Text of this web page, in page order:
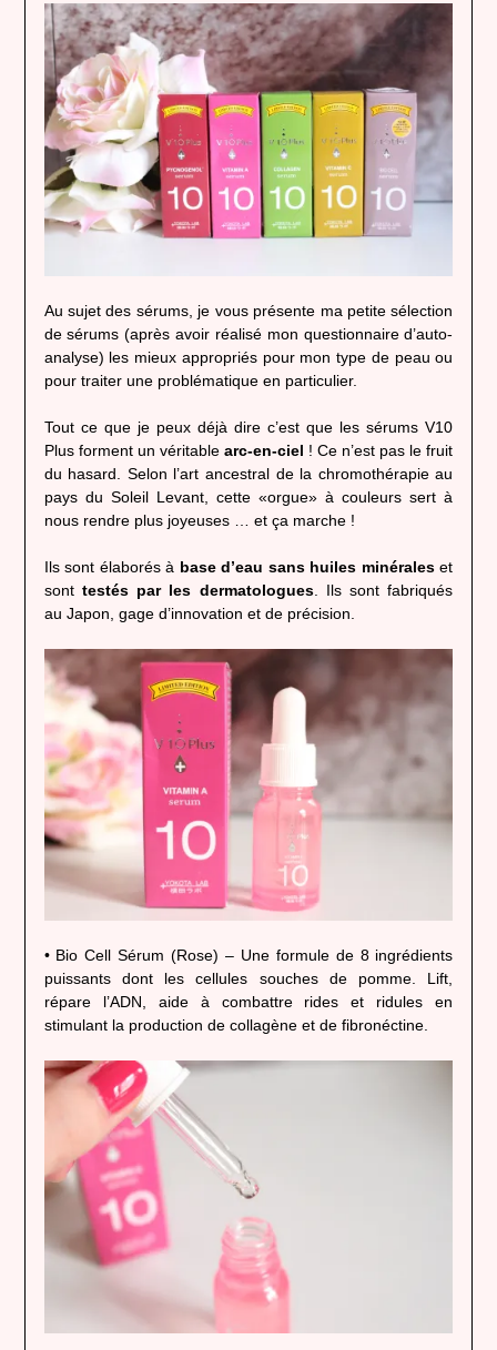
Au sujet des sérums, je vous présente ma petite sélection
de sérums (après avoir réalisé mon questionnaire d’auto-
analyse) les mieux appropriés pour mon type de peau ou
pour traiter une problématique en particulier.
Tout ce que je peux déjà dire c’est que les sérums V10
Plus forment un véritable arc-en-ciel ! Ce n’est pas le fruit
du hasard. Selon l’art ancestral de la chromothérapie au
pays du Soleil Levant, cette «orgue» à couleurs sert à
nous rendre plus joyeuses … et ça marche !
Ils sont élaborés à base d’eau sans huiles minéraleset
sont testés par les dermatologues. Ils sont fabriqués
au Japon, gage d’innovation et de précision.
• Bio Cell Sérum (Rose) – Une formule de 8 ingrédients
puissants dont les cellules souches de pomme. Lift,
répare l’ADN, aide à combattre rides et ridules en
stimulant la production de collagène et de fibronéctine.